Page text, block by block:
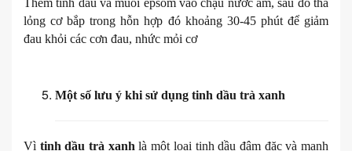
lỏng cơ bắp trong hỗn hợp đó khoảng 30-45 phút để giảm
đau khỏi các cơn đau, nhức mỏi cơ
Một số lưu ý khi sử dụng tinh dầu trà xanh
Vì tinh dầu trà xanh là một loại tinh dầu đậm đặc và mạnh